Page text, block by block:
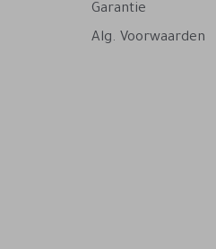
Garantie
Alg. Voorwaarden